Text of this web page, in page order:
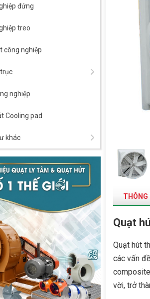
đứng
treo
công nghiệp
nghiệp
Cooling pad
khác
Quạt
Quạt hút
các vấn
vời, trở